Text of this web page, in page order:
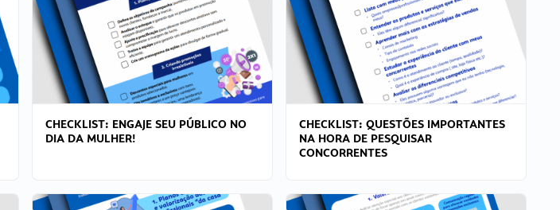
CHECKLIST: ENGAJE SEU PÚBLICO NO
DIA DA MULHER!
CHECKLIST: QUESTÕES IMPORTANTES
NA HORA DE PESQUISAR
CONCORRENTES